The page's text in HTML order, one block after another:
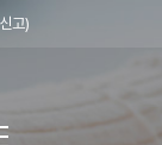
고)